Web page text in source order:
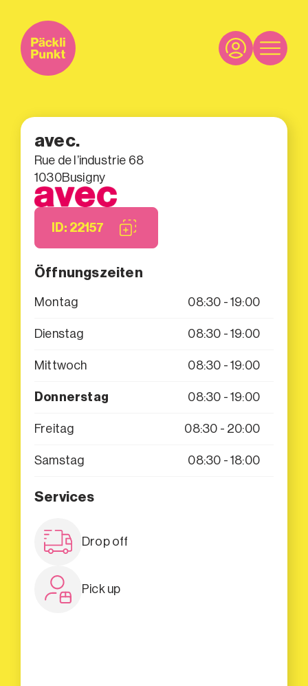
avec.
Rue de l’industrie 68
1030Busigny
ID: 22157
Öffnungszeiten
Montag 08:30 - 19:00
Dienstag 08:30 - 19:00
Mittwoch 08:30 - 19:00
Donnerstag 08:30 - 19:00
Freitag 08:30 - 20:00
Samstag 08:30 - 18:00
Services
Drop off
Pick up